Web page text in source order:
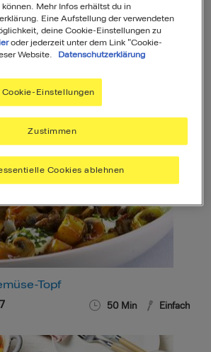
21
Topf
7 50 Min Einfach
Mehr Infos erhältst du in
Eine Aufstellung der verwendeten
deine Cookie-Einstellungen zu
oder jederzeit unter dem Link "Cookie-
Website.
Datenschutzerklärung
Cookie-Einstellungen
Cookies ablehnen
Zustimmen